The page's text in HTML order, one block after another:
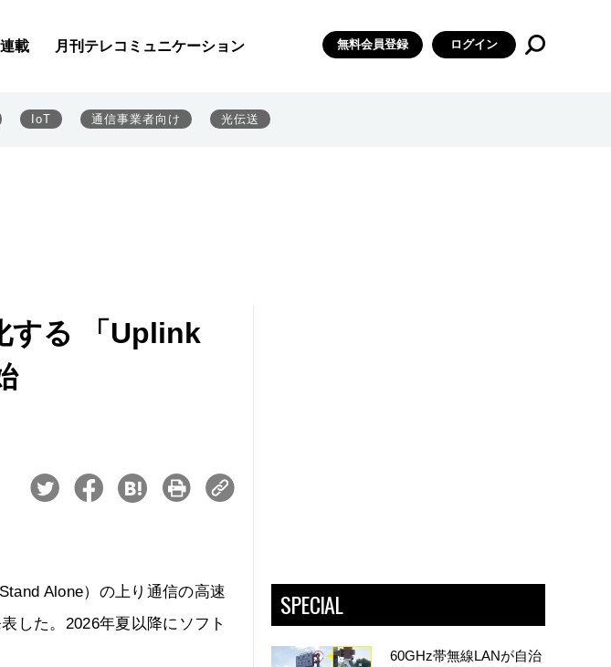
連載 月刊テレコミュニケーション 無料会員登録 ログイン
IoT 通信事業者向け 光伝送
する 「Uplink
Alone）の上り通信の高速
した。2026年夏以降にソフト
SPECIAL
60GHz帯無線LANが自治